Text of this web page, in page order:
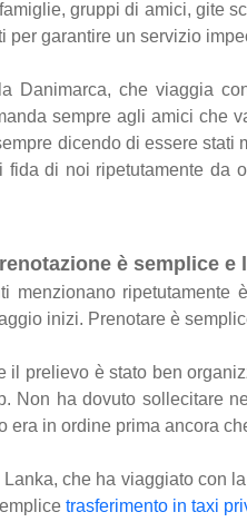
gruppi di amici, gite
per garantire un servizio
Danimarca, che viaggia
sempre agli amici che
dicendo di essere stati
fida di noi ripetutamente da
è semplice e
menzionano
inizi. Prenotare è
il prelievo è stato ben
Non ha dovuto sollecitare
era in ordine prima ancora
che ha viaggiato con
trasferimento in taxi